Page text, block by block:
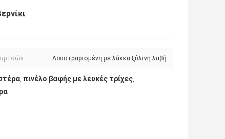
Λουστραρισμένη με λάκκα ξύλινη λαβή
, πινέλο βαφής με λευκές τρίχες,